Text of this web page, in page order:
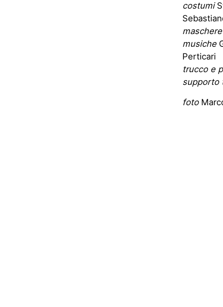
costumi
maschere
musiche
Perticari
trucco e
supporto
foto